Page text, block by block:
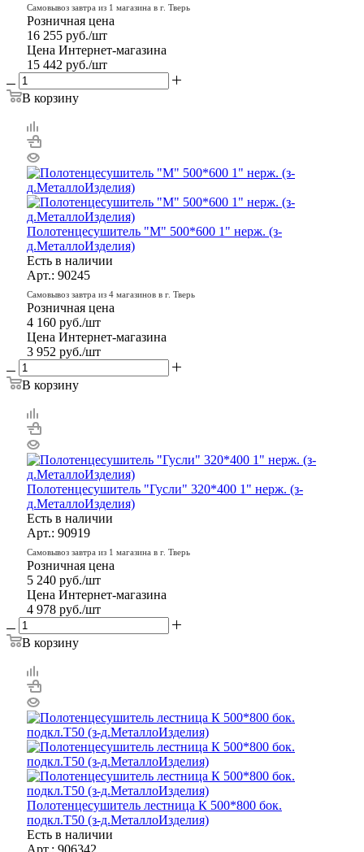
Самовывоз завтра из 1 магазина в г. Тверь
Розничная цена
16 255 руб./шт
Цена Интернет-магазина
15 442 руб./шт
В корзину
Полотенцесушитель "M" 500*600 1" нерж. (з-
д.МеталлоИзделия)
Есть в наличии
Арт.: 90245
Самовывоз завтра из 4 магазинов в г. Тверь
Розничная цена
4 160 руб./шт
Цена Интернет-магазина
3 952 руб./шт
В корзину
Полотенцесушитель "Гусли" 320*400 1" нерж. (з-
д.МеталлоИзделия)
Есть в наличии
Арт.: 90919
Самовывоз завтра из 1 магазина в г. Тверь
Розничная цена
5 240 руб./шт
Цена Интернет-магазина
4 978 руб./шт
В корзину
Полотенцесушитель лестница К 500*800 бок.
подкл.Т50 (з-д.МеталлоИзделия)
Есть в наличии
Арт.: 906342